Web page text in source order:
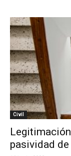
Civil
pasividad